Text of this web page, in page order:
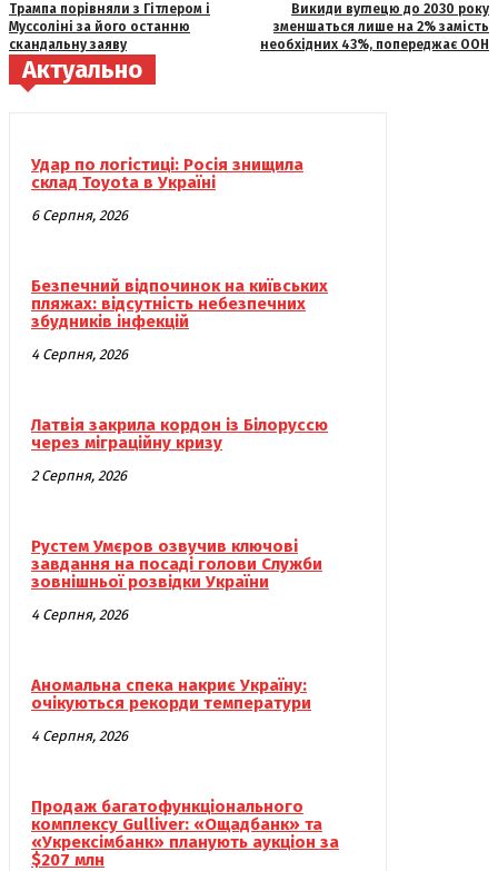
Трампа порівняли з Гітлером і
Муссоліні за його останню
скандальну заяву
Викиди вуглецю до 2030 року
зменшаться лише на 2% замість
необхідних 43%, попереджає ООН
Актуально
Удар по логістиці: Росія знищила
склад Toyota в Україні
6 Серпня, 2026
Безпечний відпочинок на київських
пляжах: відсутність небезпечних
збудників інфекцій
4 Серпня, 2026
Латвія закрила кордон із Білоруссю
через міграційну кризу
2 Серпня, 2026
Рустем Умєров озвучив ключові
завдання на посаді голови Служби
зовнішньої розвідки України
4 Серпня, 2026
Аномальна спека накриє Україну:
очікуються рекорди температури
4 Серпня, 2026
Продаж багатофункціонального
комплексу Gulliver: «Ощадбанк» та
«Укрексімбанк» планують аукціон за
$207 млн